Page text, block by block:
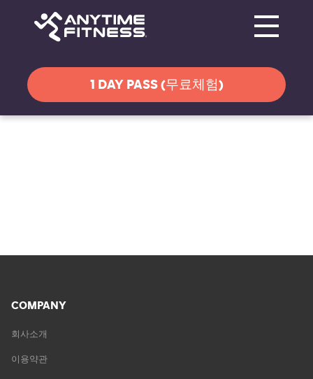
1 DAY PASS (무료체험)
COMPANY
회사소개
이용약관